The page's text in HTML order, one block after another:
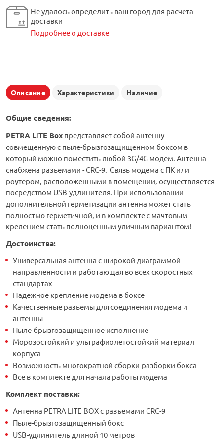
Не удалось определить ваш город для расчета
доставки
Подробнее о доставке
Описание Характеристики Наличие
Общие сведения:
PETRA LITE Box представляет собой антенну
совмещенную с пыле-брызгозащищенном боксом в
который можно поместить любой 3G/4G модем. Антенна
снабжена разъемами - CRC-9. Связь модема с ПК или
роутером, расположенными в помещении, осуществляется
посредством USB-удлинителя. При использовании
дополнительной герметизации антенна может стать
полностью герметичной, и в комплекте с мачтовым
крелением стать полноценным уличным вариантом!
Достоинства:
Универсальная антенна с широкой диаграммой
направленности и работающая во всех скоростных
стандартах
Надежное крепление модема в боксе
Качественные разъемы для соединения модема и
антенны
Пыле-брызгозащищенное исполнение
Морозостойкий и ультрафиолетостойкий материал
корпуса
Возможность многократной сборки-разборки бокса
Все в комплекте для начала работы модема
Комплект поставки:
Антенна PETRA LITE BOX с разъемами CRC-9
Пыле-брызгозащищенный бокс
USB-удлинитель длиной 10 метров